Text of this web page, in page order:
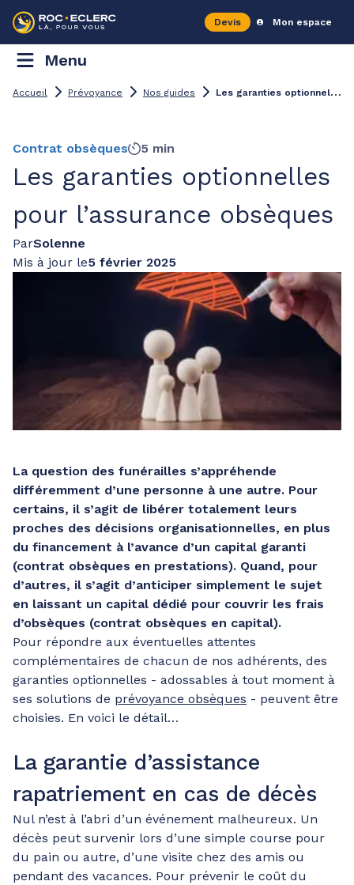
Devis Mon espace
Menu
Accueil Prévoyance Nos guides L
es garanties optionnelles pour l’assurance obsèques
Contrat obsèques 5 min
Les garanties optionnelles
pour l’assurance obsèques
ParSolenne
Mis à jour le5 février 2025
La question des funérailles s’appréhende
différemment d’une personne à une autre. Pour
certains, il s’agit de libérer totalement leurs
proches des décisions organisationnelles, en plus
du financement à l’avance d’un capital garanti
(contrat obsèques en prestations). Quand, pour
d’autres, il s’agit d’anticiper simplement le sujet
en laissant un capital dédié pour couvrir les frais
d’obsèques (contrat obsèques en capital).
Pour répondre aux éventuelles attentes
complémentaires de chacun de nos adhérents, des
garanties optionnelles - adossables à tout moment à
ses solutions de prévoyance obsèques - peuvent être
choisies. En voici le détail…
La garantie d’assistance
rapatriement en cas de décès
Nul n’est à l’abri d’un événement malheureux. Un
décès peut survenir lors d’une simple course pour
du pain ou autre, d’une visite chez des amis ou
pendant des vacances. Pour prévenir le coût du